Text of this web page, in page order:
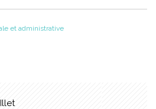
et administrative